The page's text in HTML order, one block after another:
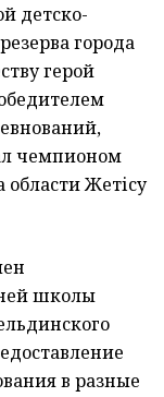
детско-
города
герой
чемпионом
Жетісу
школы
в разные